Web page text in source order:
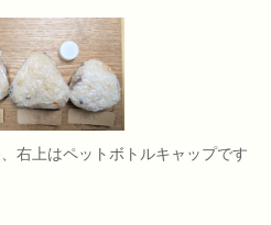
右上はペットボトルキャップです